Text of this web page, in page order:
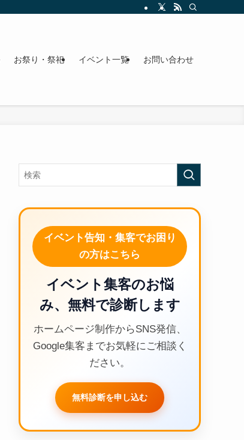
お祭り・祭祀 イベント一覧 お問い合わせ
イベント告知・集客でお困り
の方はこちら
イベント集客のお悩
み、無料で診断します
ホームページ制作からSNS発信、
Google集客までお気軽にご相談く
ださい。
無料診断を申し込む